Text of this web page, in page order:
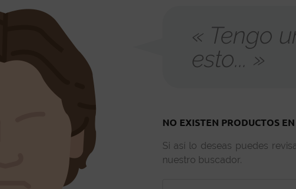
« Tengo
esto... »
NO EXISTEN PRODUCTOS
Si así lo deseas puedes
nuestro buscador.